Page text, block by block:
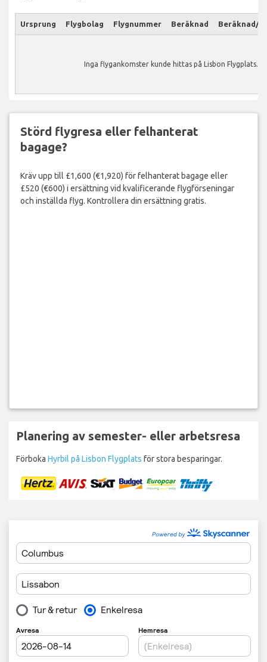
Ursprung Flygbolag Flygnummer Beräknad Beräknad/
Inga flygankomster kunde hittas på Lisbon Flygplats.
Störd flygresa eller felhanterat
bagage?
Kräv upp till £1,600 (€1,920) för felhanterat bagage eller
£520 (€600) i ersättning vid kvalificerande flygförseningar
och inställda flyg. Kontrollera din ersättning gratis.
Planering av semester- eller arbetsresa
Förboka Hyrbil på Lisbon Flygplats för stora besparingar.